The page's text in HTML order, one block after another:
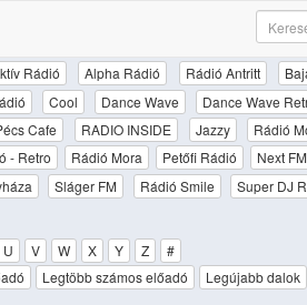
Rádió Alpha Rádió Rádió Antritt
Cool Dance Wave Dance Wave
Cafe RADIO INSIDE Jazzy Rádió
- Retro Rádió Mora Petőfi Rádió Next FM
Sláger FM Rádió Smile Super DJ
U V W X Y Z
#
Legtöbb számos előadó Legújabb dalok